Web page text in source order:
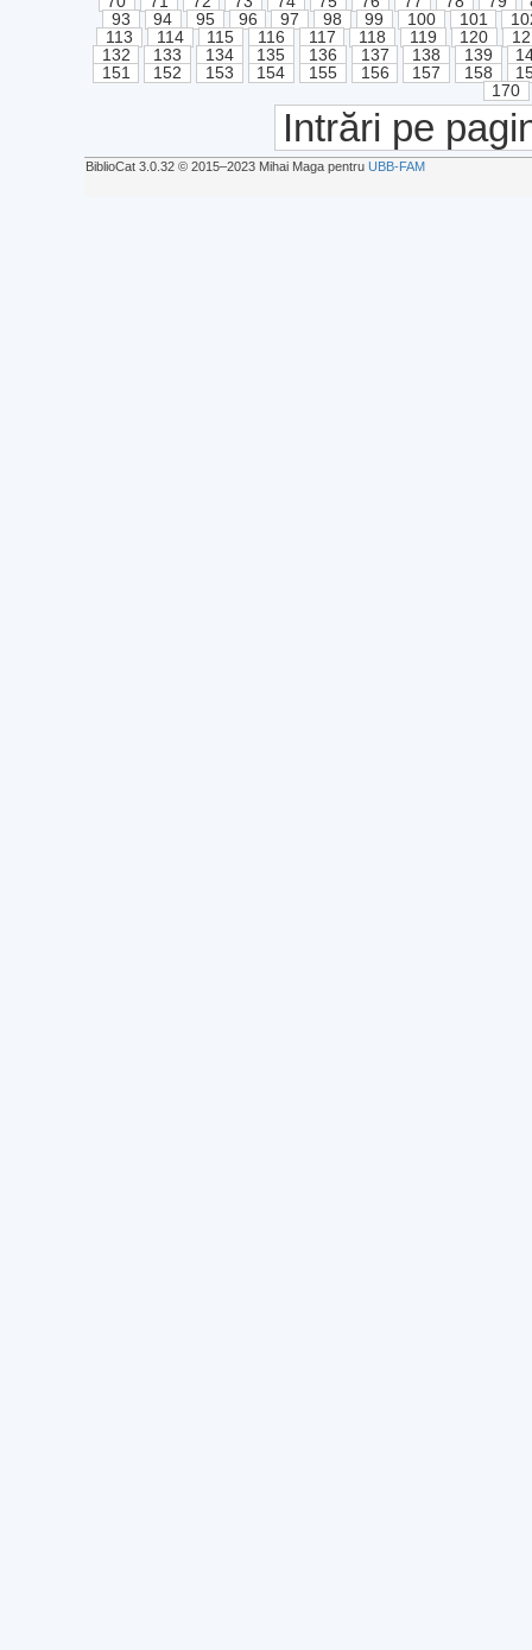
93
94 95 96 97 98 99 100 101
113
114 115 116 117 118 119 120
132
133 134 135 136 137 138 139
151
152 153 154 155 156 157 158
170
Intrări pe
BiblioCat 3.0.32 © 2015‒2023 Mihai Maga pentru UBB-FAM